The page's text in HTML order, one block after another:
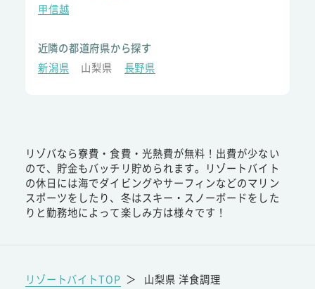
甲信越
近隣の都道府県から探す
新潟県
山梨県 長野県
リゾバなら寮費・食費・光熱費が無料！出費が少ない
ので、貯金もバッチリ貯められます。リゾートバイト
の休日には海でダイビングやサーフィンなどのマリン
スポーツをしたり、冬はスキー・スノーボードをした
りと勤務地によって楽しみ方は様々です！
リゾートバイトTOP ＞ 山梨県 洋食調理